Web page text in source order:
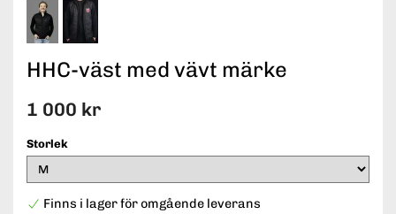
HHC-väst med vävt märke
1 000 kr
Storlek
Finns i lager för omgående leverans